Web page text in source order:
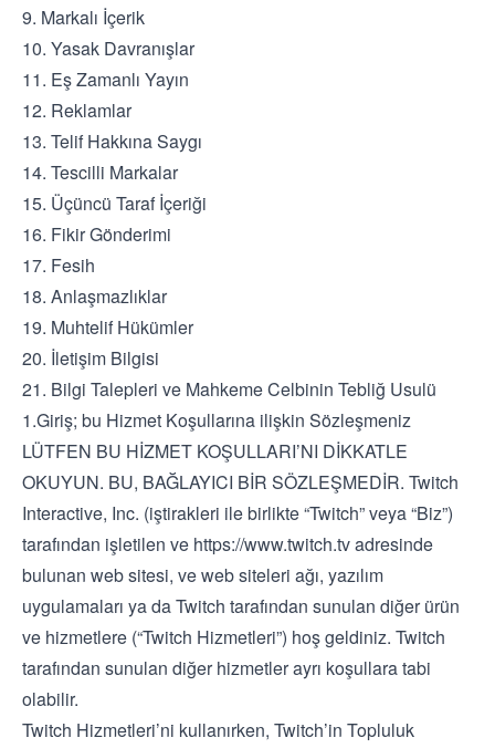
9. Markalı İçerik
10. Yasak Davranışlar
11. Eş Zamanlı Yayın
12. Reklamlar
13. Telif Hakkına Saygı
14. Tescilli Markalar
15. Üçüncü Taraf İçeriği
16. Fikir Gönderimi
17. Fesih
18. Anlaşmazlıklar
19. Muhtelif Hükümler
20. İletişim Bilgisi
21. Bilgi Talepleri ve Mahkeme Celbinin Tebliğ Usulü
1.Giriş; bu Hizmet Koşullarına ilişkin Sözleşmeniz
LÜTFEN BU HİZMET KOŞULLARI’NI DİKKATLE
OKUYUN. BU, BAĞLAYICI BİR SÖZLEŞMEDİR. Twitch
Interactive, Inc. (iştirakleri ile birlikte “Twitch” veya “Biz”)
tarafından işletilen ve https://www.twitch.tvadresinde
bulunan web sitesi, ve web siteleri ağı, yazılım
uygulamaları ya da Twitch tarafından sunulan diğer ürün
ve hizmetlere (“Twitch Hizmetleri”) hoş geldiniz. Twitch
tarafından sunulan diğer hizmetler ayrı koşullara tabi
olabilir.
Twitch Hizmetleri’ni kullanırken, Twitch’in Topluluk